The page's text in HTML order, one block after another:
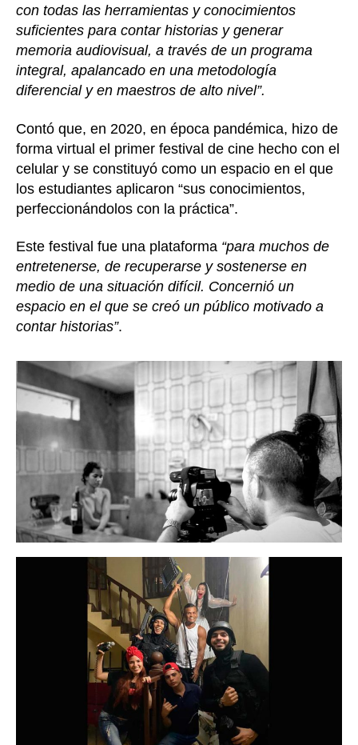
con todas las herramientas y conocimientos
suficientes para contar historias y generar
memoria audiovisual, a través de un programa
integral, apalancado en una metodología
diferencial y en maestros de alto nivel”.
Contó que, en 2020, en época pandémica, hizo de
forma virtual el primer festival de cine hecho con el
celular y se constituyó como un espacio en el que
los estudiantes aplicaron “sus conocimientos,
perfeccionándolos con la práctica”.
Este festival fue una plataforma “para muchos de
entretenerse, de recuperarse y sostenerse en
medio de una situación difícil. Concernió un
espacio en el que se creó un público motivado a
contar historias”.